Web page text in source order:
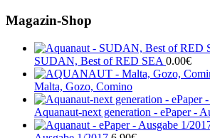
Magazin-Shop
SUDAN, Best of RED SEA 0.00€
Malta, Gozo, Comino
Aquanaut-next generation - ePaper -